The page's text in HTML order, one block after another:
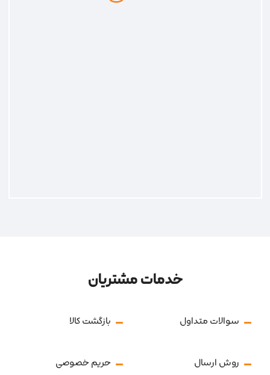
خدمات مشتریان
سوالات متداول بازگشت کالا
روش ارسال حریم خصوصی